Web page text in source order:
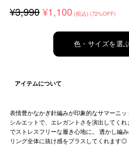
¥3,990 ¥1,100 (税込) (72%OFF)
色・サイズを選ぶ
アイテムについて
表情豊かなかぎ針編みが印象的なサマーニ
シルエットで、エレガントさを演出してく
でストレスフリーな履き心地に。 透かし編
リング全体に抜け感をプラスしてくれます◎